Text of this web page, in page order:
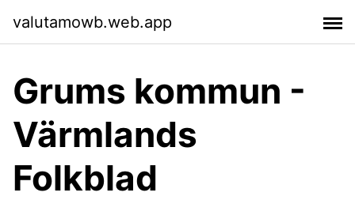
valutamowb.web.app
Grums kommun -
Värmlands
Folkblad